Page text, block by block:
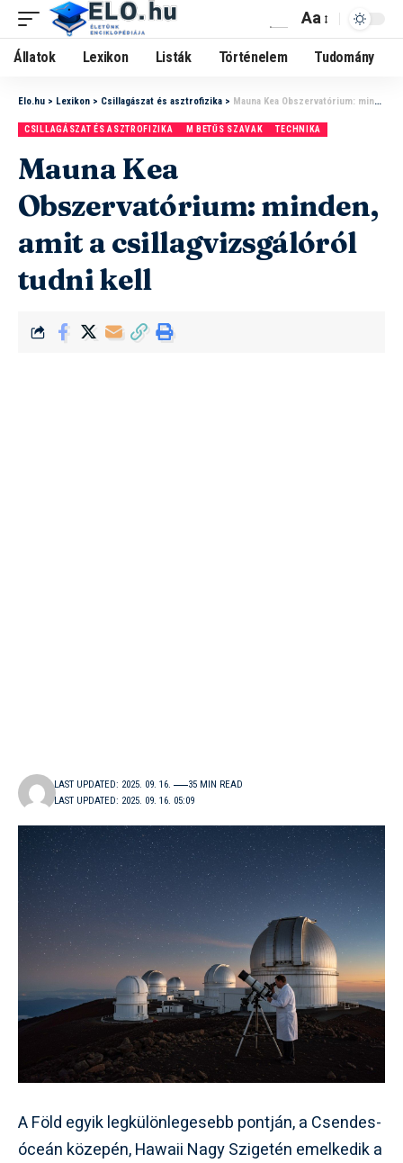
Aa
Állatok Lexikon Listák Történelem Tudomány
Elo.hu > Lexikon > Csillagászat és asztrofizika > Mauna Kea Obszervatórium: minden, amit a csillagvizsgálóról tudni kell
CSILLAGÁSZAT ÉS ASZTROFIZIKA M BETŰS SZAVAK TECHNIKA
Mauna Kea
Obszervatórium: minden,
amit a csillagvizsgálóról
tudni kell
LAST UPDATED: 2025. 09. 16. 05:09
LAST UPDATED: 2025. 09. 16. 35 MIN READ
A Föld egyik legkülönlegesebb pontján, a Csendes-
óceán közepén, Hawaii Nagy Szigetén emelkedik a